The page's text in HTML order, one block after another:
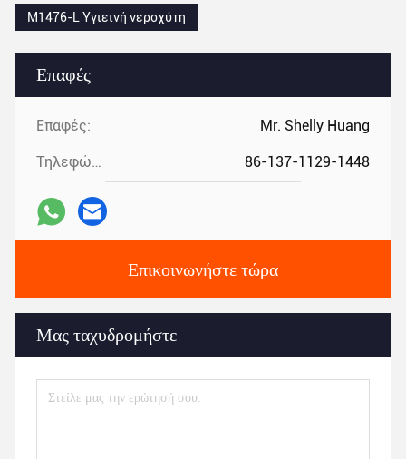
Επαφές
Επαφές: Mr. Shelly Huang
Τηλεφώνημα: 86-137-1129-1448
Επικοινωνήστε τώρα
Μας ταχυδρομήστε
M1476-L Υγιεινή νεροχύτη